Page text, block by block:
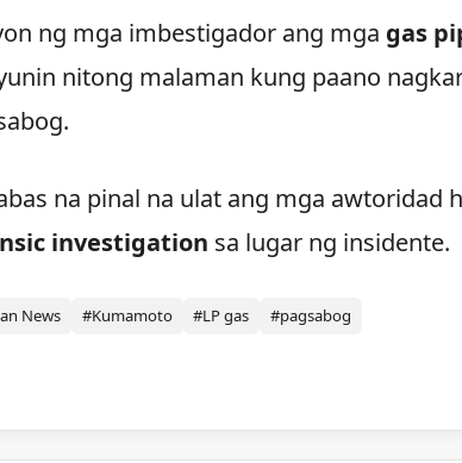
ng mga imbestigador ang mga gas
nitong malaman kung paano
na pinal na ulat ang mga awtoridad
investigation sa lugar ng insidente.
News #Kumamoto #LP gas #pagsabog